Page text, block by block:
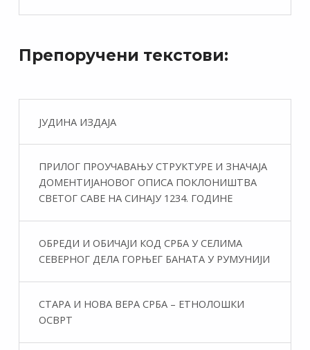
Препоручени текстови:
ЈУДИНА ИЗДАЈА
ПРИЛОГ ПРОУЧАВАЊУ СТРУКТУРЕ И ЗНАЧАЈА
ДОМЕНТИЈАНОВОГ ОПИСА ПОКЛОНИШТВА
СВЕТОГ САВЕ НА СИНАЈУ 1234. ГОДИНЕ
ОБРЕДИ И ОБИЧАЈИ КОД СРБА У СЕЛИМА
СЕВЕРНОГ ДЕЛА ГОРЊЕГ БАНАТА У РУМУНИЈИ
СТАРА И НОВА ВЕРА СРБА – ЕТНОЛОШКИ
ОСВРТ